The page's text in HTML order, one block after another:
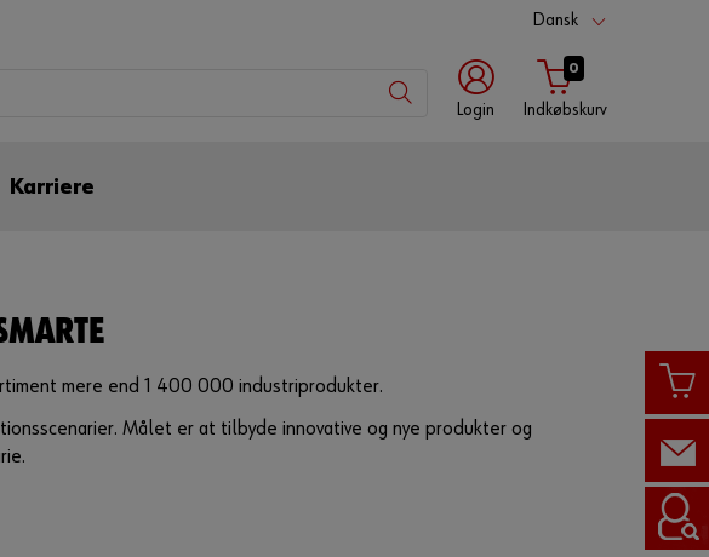
Dansk
Login
0
Indkøbskurv
Karriere
mere end 1 400 000 industriprodukter.
Målet er at tilbyde innovative og nye produkter og